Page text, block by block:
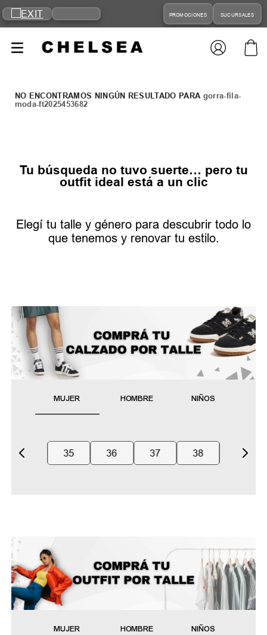
PROMOCIONES SUCURSALES
gorra-fila-
moda-ft2025453682
Tu búsqueda no tuvo suerte… pero tu
outfit ideal está a un clic
Elegí tu talle y género para descubrir todo lo
que tenemos y renovar tu estilo.
MUJER HOMBRE NIÑOS
35 36 37 38
MUJER HOMBRE NIÑOS